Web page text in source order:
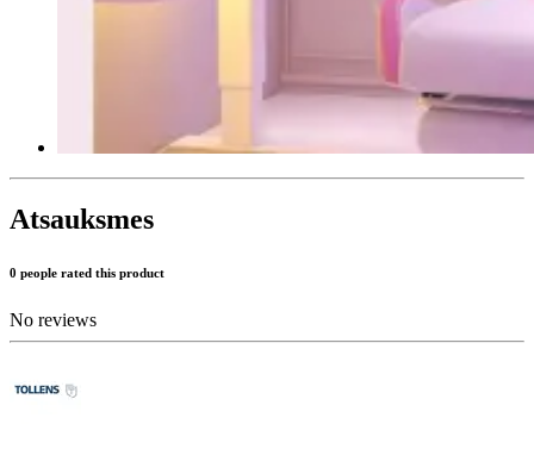
Atsauksmes
0 people rated this product
No reviews